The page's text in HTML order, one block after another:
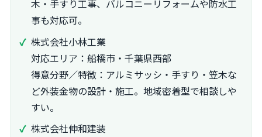
木・手すり工事、バルコニーリフォームや防水工
事も対応可。
株式会社小林工業
対応エリア：船橋市・千葉県西部
得意分野／特徴：アルミサッシ・手すり・笠木な
ど外装金物の設計・施工。地域密着型で相談しや
すい。
株式会社伸和建装